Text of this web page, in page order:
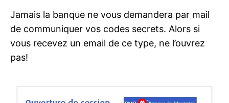
Jamais la banque ne vous demandera par mail
de communiquer vos codes secrets. Alors si
vous recevez un email de ce type, ne l’ouvrez
pas!